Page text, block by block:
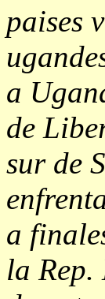
paises
a
de
sur de
a
la Rep.